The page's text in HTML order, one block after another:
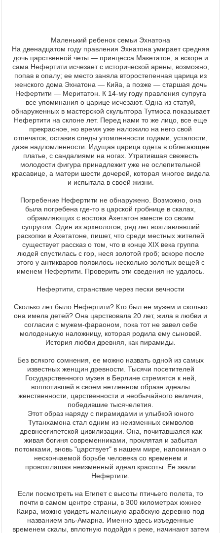
Маленький ребенок семьи Эхнатона
На двенадцатом году правления Эхнатона умирает средняя
дочь царственной четы — принцесса Макетатон, а вскоре и
сама Нефертити исчезает с исторической арены, возможно,
попав в опалу; ее место заняла второстепенная царица из
женского дома Эхнатона — Кийа, а позже — старшая дочь
Нефертити — Меритатон. К 14-му году правления супруга
все упоминания о царице исчезают. Одна из статуй,
обнаруженных в мастерской скульптора Тутмоса показывает
Нефертити на склоне лет. Перед нами то же лицо, все еще
прекрасное, но время уже наложило на него свой
отпечаток, оставив следы утомленности годами, усталости,
даже надломленности. Идущая царица одета в облегающее
платье, с сандалиями на ногах. Утратившая свежесть
молодости фигура принадлежит уже не ослепительной
красавице, а матери шести дочерей, которая многое видела
и испытала в своей жизни.
Погребение Нефертити не обнаружено. Возможно, она
была погребена где-то в царской гробнице в скалах,
обрамляющих с востока Ахетатон вместе со своим
супругом. Один из археологов, ряд лет возглавлявший
раскопки в Ахетатоне, пишет, что среди местных жителей
существует рассказ о том, что в конце XIX века группа
людей спустилась с гор, неся золотой гроб; вскоре после
этого у антикваров появилось несколько золотых вещей с
именем Нефертити. Проверить эти сведения не удалось.
Нефертити, странствие через пески вечности
Сколько лет было Нефертити? Кто был ее мужем и сколько
она имела детей? Она царствовала 20 лет, жила в любви и
согласии с мужем-фараоном, пока тот не завел себе
молоденькую наложницу, которая родила ему сыновей.
История любви древняя, как пирамиды.
Без всякого сомнения, ее можно назвать одной из самых
известных женщин древности. Тысячи посетителей
Государственного музея в Берлине стремятся к ней,
воплотившей в своем нетленном образе идеалы
женственности, царственности и необычайного величия,
победившие тысячелетия.
Этот образ наряду с пирамидами и улыбкой юного
Тутанхамона стал одним из неизменных символов
древнеегипетской цивилизации. Она, почитавшаяся как
живая богиня современниками, проклятая и забытая
потомками, вновь "царствует" в нашем мире, напоминая о
нескончаемой борьбе человека со временем и
провозглашая неизменный идеал красоты. Ее звали
Нефертити.
Если посмотреть на Египет с высоты птичьего полета, то
почти в самом центре страны, в 300 километрах южнее
Каира, можно увидеть маленькую арабскую деревню под
названием эль-Амарна. Именно здесь изъеденные
временем скалы, вплотную подойдя к реке, начинают затем